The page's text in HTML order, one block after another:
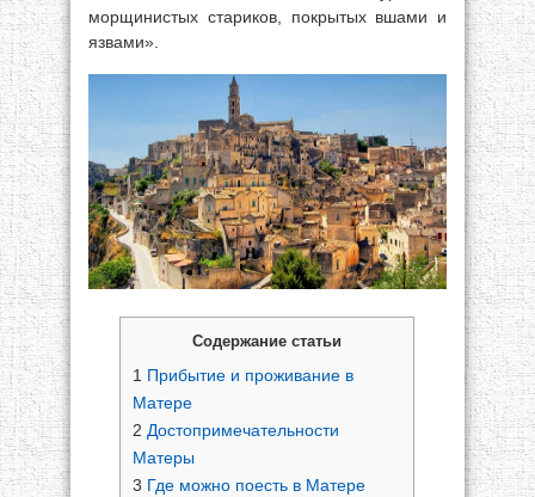
морщинистых стариков, покрытых вшами и
язвами».
Содержание статьи
1 Прибытие и проживание в
Матере
2 Достопримечательности
Матеры
3 Где можно поесть в Матере